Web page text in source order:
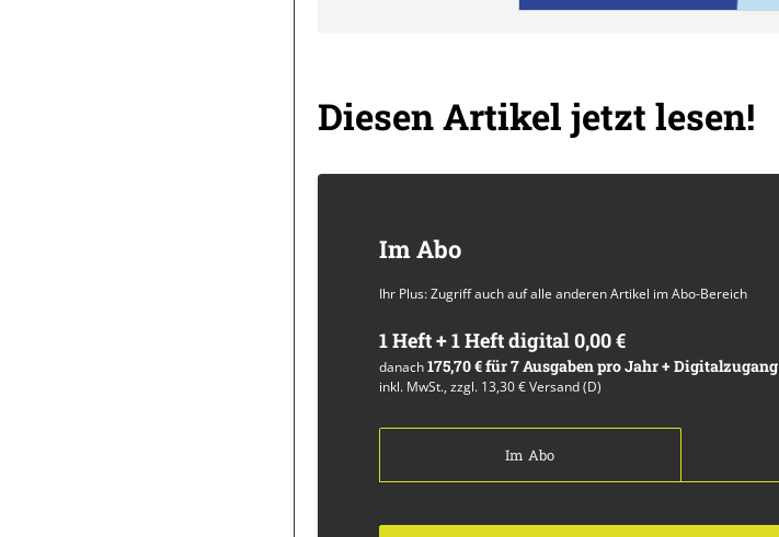
Diesen Artikel jetzt lesen!
Im Abo
Ihr Plus: Zugriff auch auf alle anderen Artikel im Abo-Bereich
1 Heft + 1 Heft digital 0,00 €
danach175,70 € für 7 Ausgaben pro Jahr + Digitalzugang
inkl. MwSt., zzgl. 13,30 € Versand (D)
Im Abo